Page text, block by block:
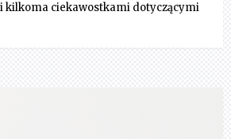
kilkoma ciekawostkami dotyczącymi